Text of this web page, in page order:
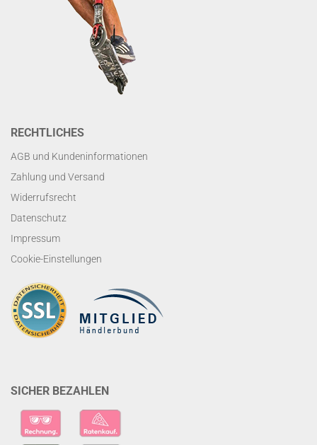
RECHTLICHES
AGB und Kundeninformationen
Zahlung und Versand
Widerrufsrecht
Datenschutz
Impressum
Cookie-Einstellungen
SICHER BEZAHLEN